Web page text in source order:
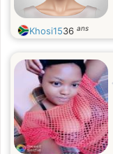
Khosi1536 ans